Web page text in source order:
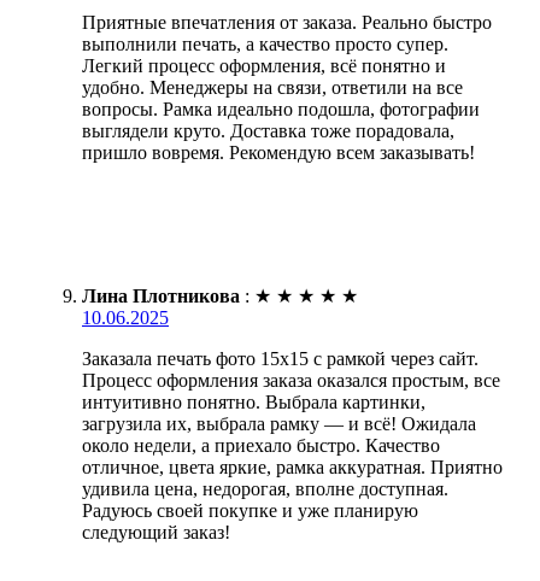
Приятные впечатления от заказа. Реально быстро
выполнили печать, а качество просто супер.
Легкий процесс оформления, всё понятно и
удобно. Менеджеры на связи, ответили на все
вопросы. Рамка идеально подошла, фотографии
выглядели круто. Доставка тоже порадовала,
пришло вовремя. Рекомендую всем заказывать!
Лина Плотникова : ★ ★ ★ ★ ★
10.06.2025
Заказала печать фото 15х15 с рамкой через сайт.
Процесс оформления заказа оказался простым, все
интуитивно понятно. Выбрала картинки,
загрузила их, выбрала рамку — и всё! Ожидала
около недели, а приехало быстро. Качество
отличное, цвета яркие, рамка аккуратная. Приятно
удивила цена, недорогая, вполне доступная.
Радуюсь своей покупке и уже планирую
следующий заказ!